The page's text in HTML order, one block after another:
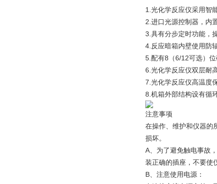
1.光化学反应仪采用智
2.进口光源控制器，内
3.具有分步定时功能，
4.反应暗箱内壁使用防
5.配有8（6/12可选）
6.光化学反应仪双层耐
7.光化学反应仪高温度
8.机箱外部结构设有循
注意事项
在操作、维护和仪器的
损坏。
A、为了避免触电事故
装正确的插座，不要使
B、注意使用电源：